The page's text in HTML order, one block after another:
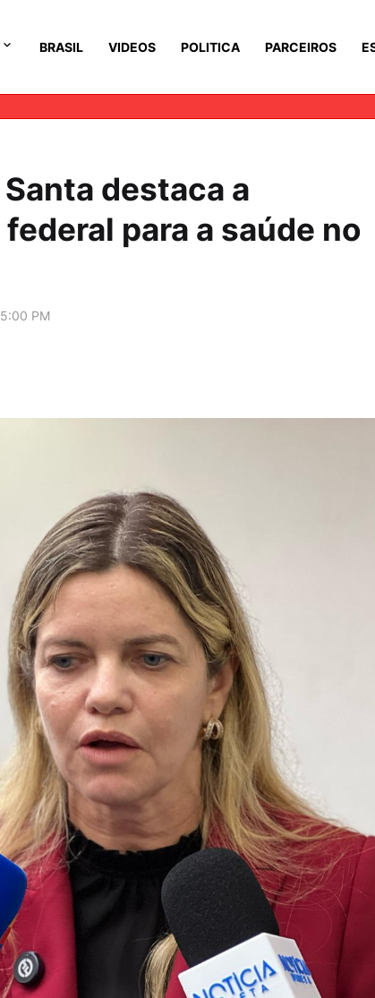
BRASIL VIDEOS POLITICA PARCEIROS
destaca a
para a saúde no
PM